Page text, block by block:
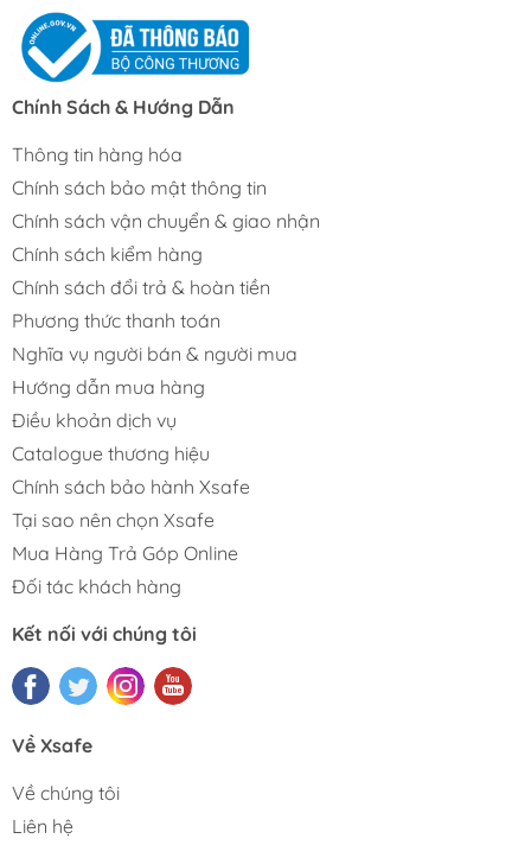
Chính Sách & Hướng Dẫn
Thông tin hàng hóa
Chính sách bảo mật thông tin
Chính sách vận chuyển & giao nhận
Chính sách kiểm hàng
Chính sách đổi trả & hoàn tiền
Phương thức thanh toán
Nghĩa vụ người bán & người mua
Hướng dẫn mua hàng
Điều khoản dịch vụ
Catalogue thương hiệu
Chính sách bảo hành Xsafe
Tại sao nên chọn Xsafe
Mua Hàng Trả Góp Online
Đối tác khách hàng
Kết nối với chúng tôi
Về Xsafe
Về chúng tôi
Liên hệ